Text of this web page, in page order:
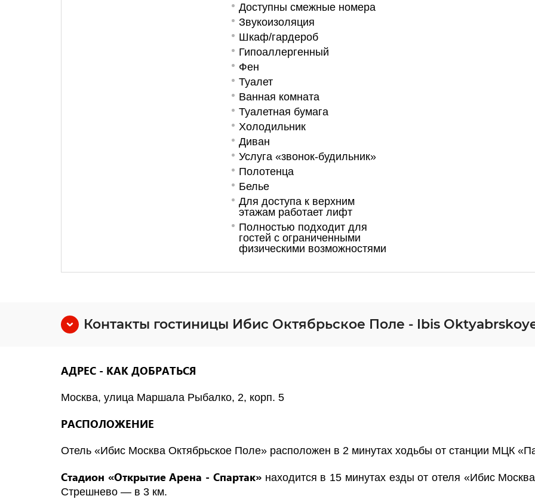
Доступны смежные номера
Звукоизоляция
Шкаф/гардероб
Гипоаллергенный
Фен
Туалет
Ванная комната
Туалетная бумага
Холодильник
Диван
Услуга «звонок-будильник»
Полотенца
Белье
Для доступа к верхним
этажам работает лифт
Полностью подходит для
гостей с ограниченными
физическими возможностями
Контакты гостиницы Ибис Октябрьское Поле - Ibis
АДРЕС - КАК ДОБРАТЬСЯ
Москва, улица Маршала Рыбалко, 2, корп. 5
РАСПОЛОЖЕНИЕ
Отель «Ибис Москва Октябрьское Поле» расположен в 2 минутах ходьбы от станции МЦК
Стадион «Открытие Арена - Спартак»находится в 15 минутах езды от отеля «Ибис
Стрешнево — в 3 км.